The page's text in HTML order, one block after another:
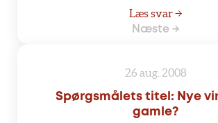
Læs svar →
Næste →
26 aug. 2008
Spørgsmålets titel: Nye
gamle?